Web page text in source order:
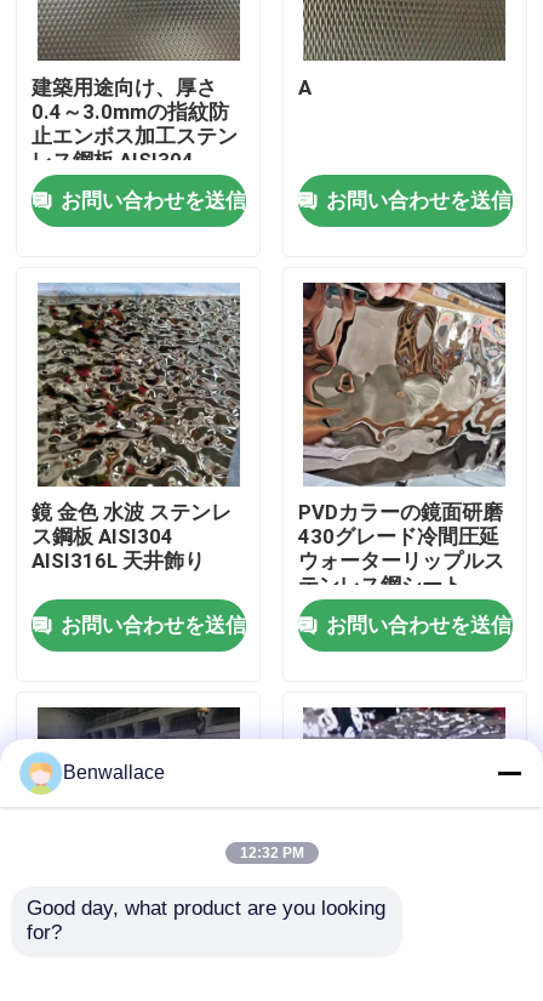
家へ
製品
ビデオ
わたしたち に つい て
工場ツアー
連絡 ください
事件
建築用途向け、厚さ
0.4～3.0mmの指紋防
止エンボス加工ステン
レス鋼板 AISI304
お問い合わせを送信
A
お問い合わせを送信
鏡 金色 水波 ステンレ
ス鋼板 AISI304
AISI316L 天井飾り
お問い合わせを送信
PVDカラーの鏡面研磨
430グレード冷間圧延
ウォーターリップルス
テンレス鋼シート
お問い合わせを送信
JIS規格認証 鏡面仕上
Benwallace
12:32 PM
Good day, what product are you looking
for?